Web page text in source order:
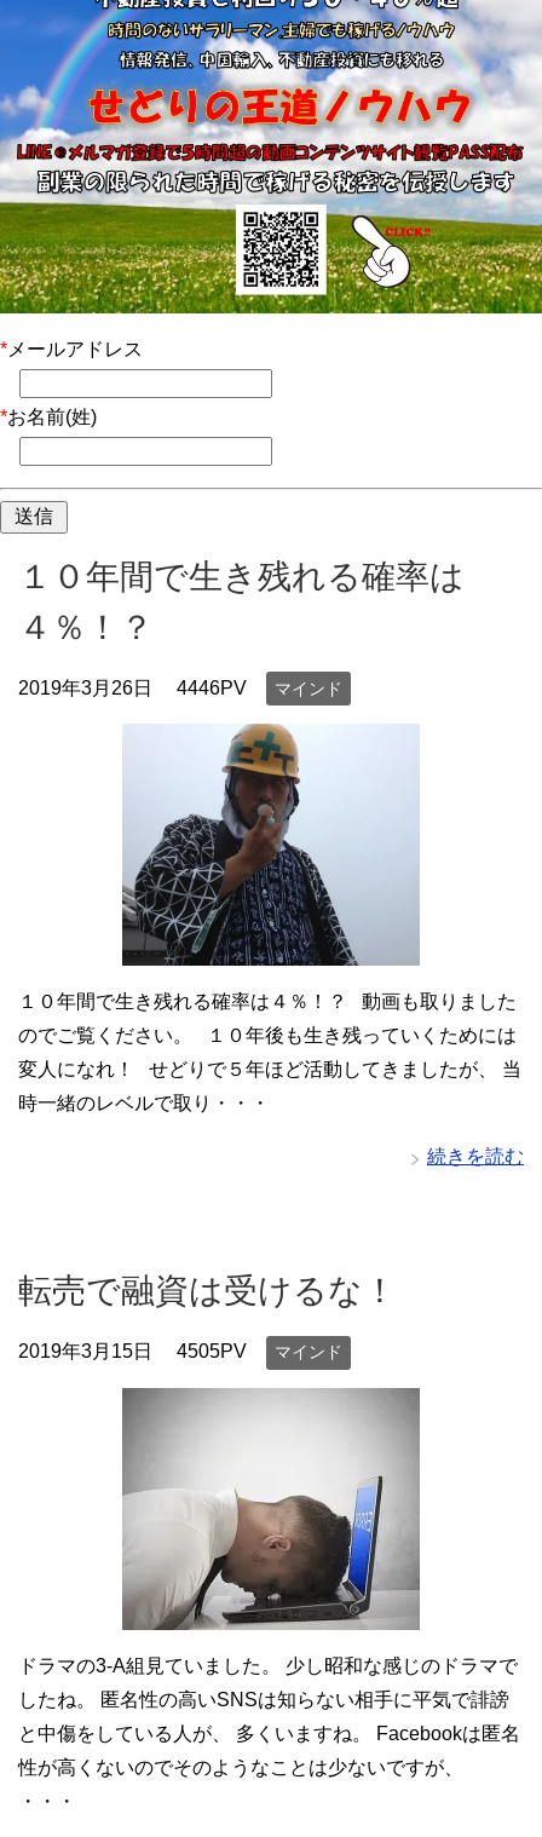
* メールアドレス
*お名前(姓)
１０年間で生き残れる確率は
４％！？
2019年3月26日 4446PV マインド
１０年間で生き残れる確率は４％！？ 動画も取りました
のでご覧ください。 １０年後も生き残っていくためには
変人になれ！ せどりで５年ほど活動してきましたが、 当
時一緒のレベルで取り・・・
続きを読む
転売で融資は受けるな！
2019年3月15日 4505PV マインド
ドラマの3-A組見ていました。 少し昭和な感じのドラマで
したね。 匿名性の高いSNSは知らない相手に平気で誹謗
と中傷をしている人が、 多くいますね。 Facebookは匿名
性が高くないのでそのようなことは少ないですが、
・・・